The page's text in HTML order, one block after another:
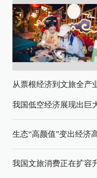
我国低空经济展现出巨
生态“高颜值”变出经济
我国文旅消费正在扩容